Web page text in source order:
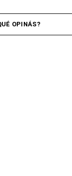
OPINÁS?